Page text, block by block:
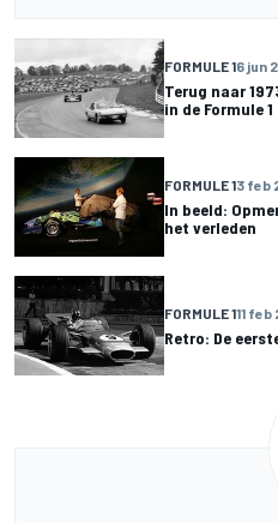
FORMULE 16 jun
Terug naar
in de Formule 1
FORMULE 13 feb
In beeld:
het verleden
FORMULE 111 feb
Retro: De